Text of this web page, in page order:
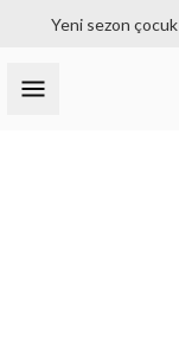
Yeni sezon